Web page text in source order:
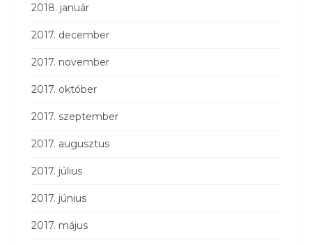
2018. január
2017. december
2017. november
2017. október
2017. szeptember
2017. augusztus
2017. július
2017. június
2017. május